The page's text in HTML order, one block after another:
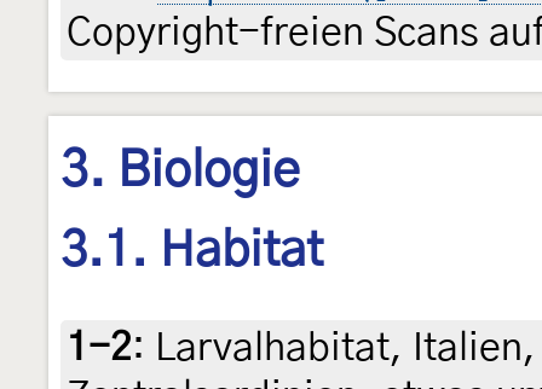
Copyright-freien Scans
3. Biologie
3.1. Habitat
1-2: Larvalhabitat,